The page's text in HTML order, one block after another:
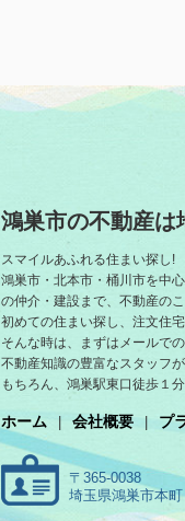
鴻巣市の不動産は
スマイルあふれる住まい探し!
鴻巣市・北本市・桶川市を中
の仲介・建設まで、不動産の
初めての住まい探し、注文住
そんな時は、まずはメールで
不動産知識の豊富なスタッフ
もちろん、鴻巣駅東口徒歩１
ホーム 会社概要 プ
〒365-0038
埼玉県鴻巣市本